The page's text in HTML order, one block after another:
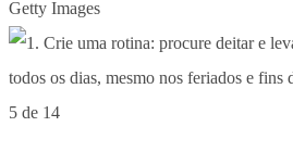
Getty Images
5 de 14